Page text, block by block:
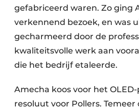
gefabriceerd waren. Zo ging
verkennend bezoek, en was
gecharmeerd door de
kwaliteitsvolle werk aan
die het bedrijf etaleerde.
Amecha koos voor het
resoluut voor Pollers.